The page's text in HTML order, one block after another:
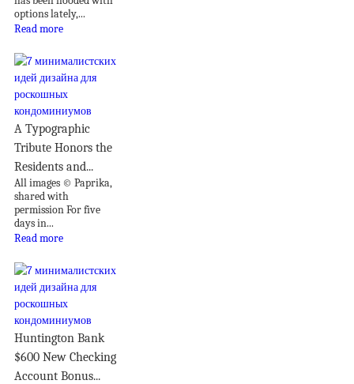
options lately,...
Read more
A Typographic
Tribute Honors the
Residents and...
All images © Paprika,
shared with
permission For five
days in...
Read more
Huntington Bank
$600 New Checking
Account Bonus...